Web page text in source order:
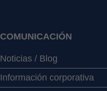
COMUNICACIÓN
Noticias / Blog
Información corporativa